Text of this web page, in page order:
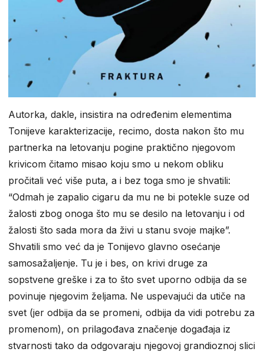
Autorka, dakle, insistira na određenim elementima
Tonijeve karakterizacije, recimo, dosta nakon što mu
partnerka na letovanju pogine praktično njegovom
krivicom čitamo misao koju smo u nekom obliku
pročitali već više puta, a i bez toga smo je shvatili:
“Odmah je zapalio cigaru da mu ne bi potekle suze od
žalosti zbog onoga što mu se desilo na letovanju i od
žalosti što sada mora da živi u stanu svoje majke”.
Shvatili smo već da je Tonijevo glavno osećanje
samosažaljenje. Tu je i bes, on krivi druge za
sopstvene greške i za to što svet uporno odbija da se
povinuje njegovim željama. Ne uspevajući da utiče na
svet (jer odbija da se promeni, odbija da vidi potrebu za
promenom), on prilagođava značenje događaja iz
stvarnosti tako da odgovaraju njegovoj grandioznoj slici